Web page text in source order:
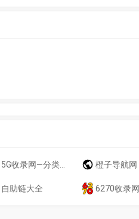
5G收录网—分类目录网_免费网站目录_网站收录_网址提交_免费收录网站 橙子导航网
自助链大全 6270收录网